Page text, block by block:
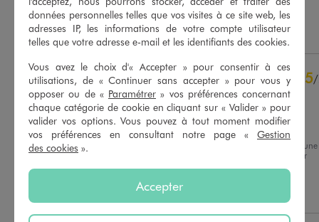
contrôle
Voir tous les avis sur ce site
4étoiles
1
3étoiles
0
2étoiles
0
étoile
Trier les avis
Marie-Laure D.
Utile(0) Signaler
5/
Avis vérifié et récompensé
Bonne qualité, chemise à
carreaux très belle.
, suite à une
par
données personnelles telles que vos visites à ce site web, les
adresses IP, les informations de votre compte utilisateur
telles que votre adresse e-mail et les identifiants des cookies.
Vous avez le choix d'« Accepter » pour consentir à ces
utilisations, de « Continuer sans accepter » pour vous y
opposer ou de « Paramétrer » vos préférences concernant
chaque catégorie de cookie en cliquant sur « Valider » pour
valider vos options. Vous pouvez à tout moment modifier
vos préférences en consultant notre page « Gestion
des cookies ».
Accepter